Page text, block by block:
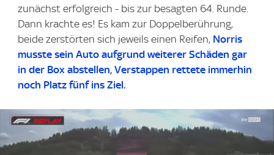
zunächst erfolgreich - bis zur besagten 64. Runde.
Dann krachte es! Es kam zur Doppelberührung,
beide zerstörten sich jeweils einen Reifen, Norris
musste sein Auto aufgrund weiterer Schäden gar
in der Box abstellen, Verstappen rettete immerhin
noch Platz fünf ins Ziel.